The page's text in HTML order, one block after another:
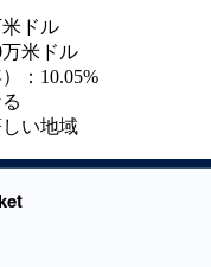
米ドル
万米ドル
：10.05%
い地域